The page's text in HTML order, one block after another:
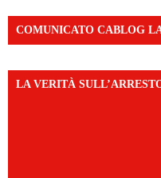
COMUNICATO CABLOG
LA VERITÀ